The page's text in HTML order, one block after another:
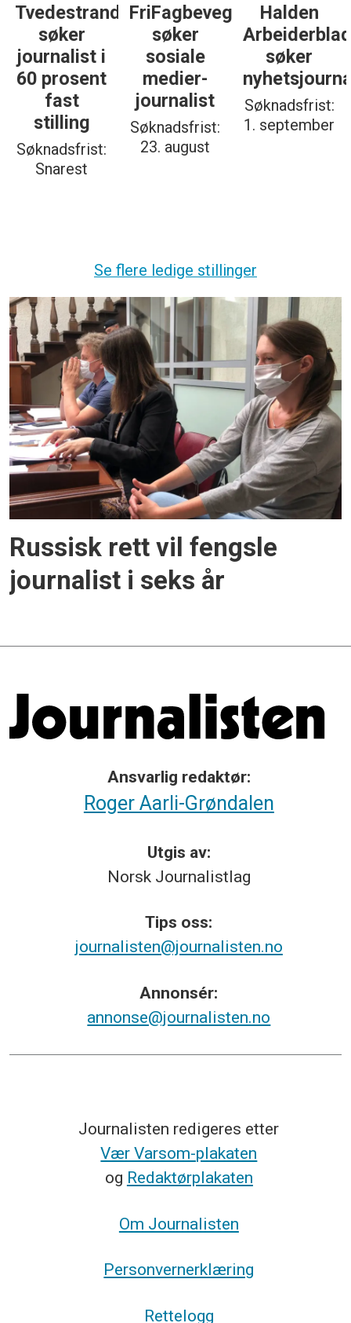
Tvedestrandsposten
søker
journalist i
60 prosent
fast
stilling
Søknadsfrist:
Snarest
FriFagbevegelse
søker
sosiale
medier-
journalist
Søknadsfrist:
23. august
Halden
Arbeiderblad
søker
Søknadsfrist:
1. september
Se flere ledige stillinger
Russisk rett vil fengsle
journalist i seks år
Ansvarlig redaktør:
Roger Aarli-Grøndalen
Utgis av:
Norsk Journalistlag
Tips oss:
journalisten@journalisten.no
Annonsér:
annonse@journalisten.no
Journalisten redigeres etter
Vær Varsom-plakaten
og Redaktørplakaten
Om Journalisten
Personvernerklæring
Rettelogg